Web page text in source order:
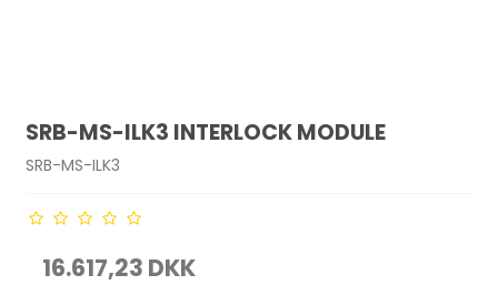
SRB-MS-ILK3 INTERLOCK MODULE
SRB-MS-ILK3
16.617,23 DKK